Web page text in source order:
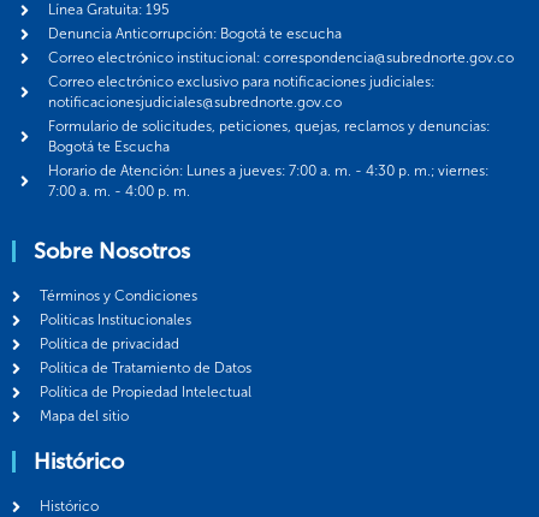
Línea Gratuita: 195
Denuncia Anticorrupción: Bogotá te escucha
Correo electrónico institucional: correspondencia@subrednorte.gov.co
Correo electrónico exclusivo para notificaciones judiciales:
notificacionesjudiciales@subrednorte.gov.co
Formulario de solicitudes, peticiones, quejas, reclamos y denuncias:
Bogotá te Escucha
Horario de Atención: Lunes a jueves: 7:00 a. m. - 4:30 p. m.; viernes:
7:00 a. m. - 4:00 p. m.
Sobre Nosotros
Términos y Condiciones
Politicas Institucionales
Política de privacidad
Política de Tratamiento de Datos
Política de Propiedad Intelectual
Mapa del sitio
Histórico
Histórico